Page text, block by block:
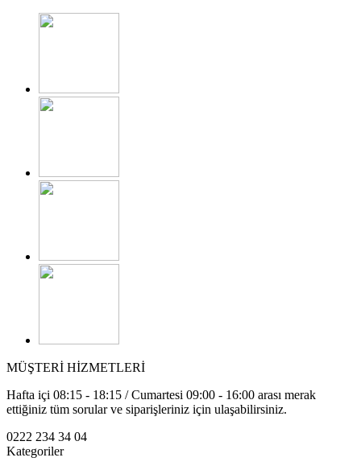
MÜŞTERİ HİZMETLERİ
Hafta içi 08:15 - 18:15 / Cumartesi 09:00 - 16:00 arası merak
ettiğiniz tüm sorular ve siparişleriniz için ulaşabilirsiniz.
0222 234 34 04
Kategoriler